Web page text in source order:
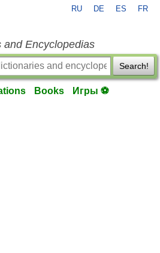
RU DE ES FR
and Encyclopedias
Search!
Books Игры ⚽